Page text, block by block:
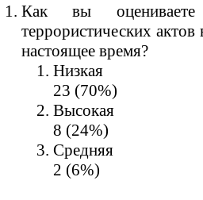
Как вы оцениваете
террористических
настоящее время?
Низкая
23 (70%)
Высокая
8 (24%)
Средняя
2 (6%)